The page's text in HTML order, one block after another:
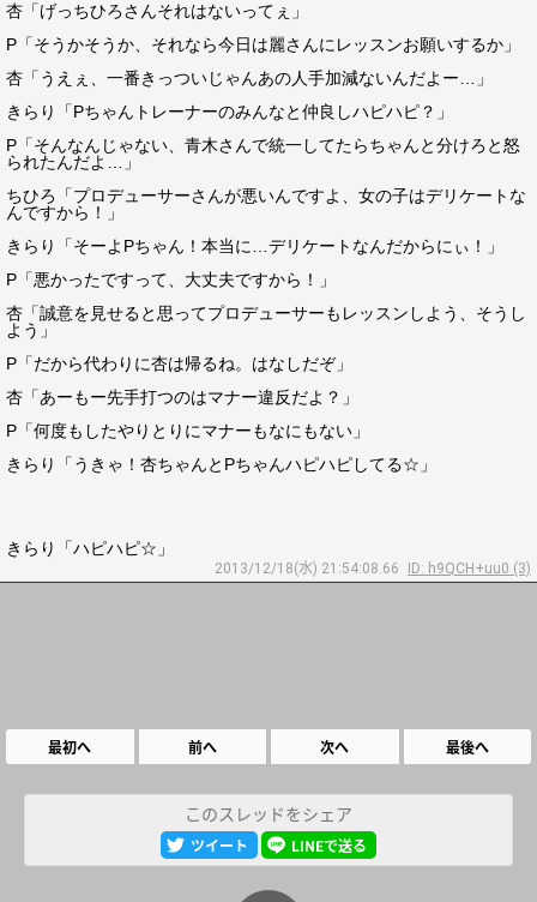
杏「げっちひろさんそれはないってぇ」
P「そうかそうか、それなら今日は麗さんにレッスンお願いするか」
杏「うえぇ、一番きっついじゃんあの人手加減ないんだよー…」
きらり「Pちゃんトレーナーのみんなと仲良しハピハピ？」
P「そんなんじゃない、青木さんで統一してたらちゃんと分けろと怒
られたんだよ…」
ちひろ「プロデューサーさんが悪いんですよ、女の子はデリケートな
んですから！」
きらり「そーよPちゃん！本当に…デリケートなんだからにぃ！」
P「悪かったですって、大丈夫ですから！」
杏「誠意を見せると思ってプロデューサーもレッスンしよう、そうし
よう」
P「だから代わりに杏は帰るね。はなしだぞ」
杏「あーもー先手打つのはマナー違反だよ？」
P「何度もしたやりとりにマナーもなにもない」
きらり「うきゃ！杏ちゃんとPちゃんハピハピしてる☆」
きらり「ハピハピ☆」
2013/12/18(水) 21:54:08.66 ID: h9QCH+uu0 (3)
最初へ 前へ 次へ 最後へ
このスレッドをシェア
ツイート LINEで送る